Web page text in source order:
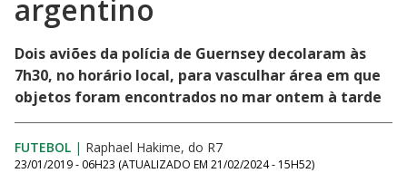
argentino
Dois aviões da polícia de Guernsey decolaram às
7h30, no horário local, para vasculhar área em que
objetos foram encontrados no mar ontem à tarde
FUTEBOL | Raphael Hakime, do R7
23/01/2019 - 06H23 (ATUALIZADO EM 21/02/2024 - 15H52)